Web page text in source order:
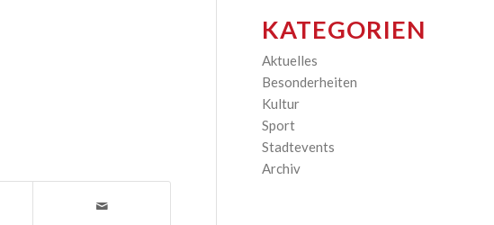
KATEGORIEN
Aktuelles
Besonderheiten
Kultur
Sport
Stadtevents
Archiv